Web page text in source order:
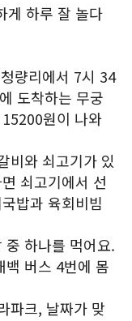
게 하루 잘 놀다
량리에서 7시 34
도착하는 무궁
원이 나와
비와 쇠고기가 있
쇠고기에서 선
밥과 육회비빔
중 하나를 먹어요.
백 버스 4번에 몸
파크, 날짜가 맞